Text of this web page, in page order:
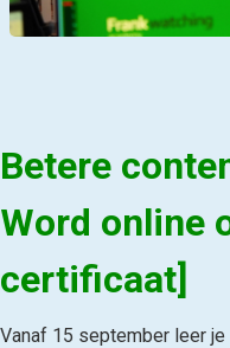
Betere
Word online
certificaat]
Vanaf 15 september leer